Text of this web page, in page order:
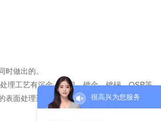
做出的。
理工艺有沉金、沉银、镀金、镀锡、OSP等。
面处理进行覆盖，以及在SMT中起阻焊作用。
很高兴为您服务